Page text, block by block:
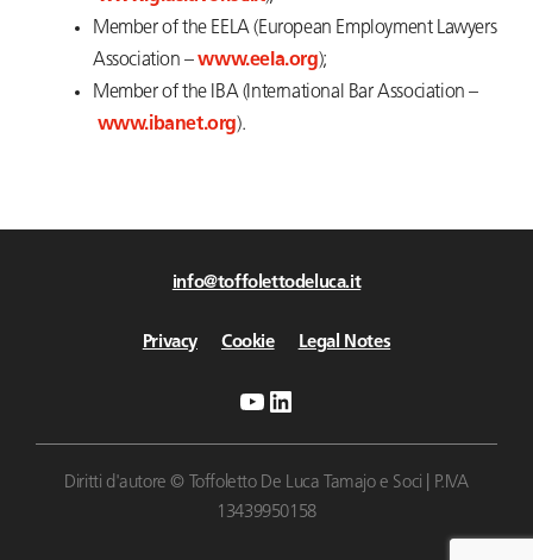
Member of the EELA (European Employment Lawyers
Association –www.eela.org);
Member of the IBA (International Bar Association –
www.ibanet.org).
info@toffolettodeluca.it
Privacy Cookie Legal Notes
YouTube
LinkedIn
Diritti d'autore © Toffoletto De Luca Tamajo e Soci | P.IVA
13439950158